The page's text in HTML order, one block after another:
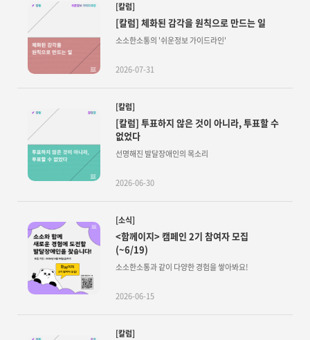
[칼럼]
[칼럼] 체화된 감각을 원칙으로 만드는 일
소소한소통의 '쉬운정보 가이드라인'
2026-07-31
[칼럼]
[칼럼] 투표하지 않은 것이 아니라, 투표할 수
없었다
선명해진 발달장애인의 목소리
2026-06-30
[소식]
<함께이지> 캠페인 2기 참여자 모집
(~6/19)
소소한소통과 같이 다양한 경험을 쌓아봐요!
2026-06-15
[칼럼]